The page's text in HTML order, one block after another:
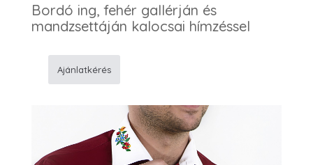
Bordó ing, fehér gallérján és
mandzsettáján kalocsai hímzéssel
ing
Ajánlatkérés